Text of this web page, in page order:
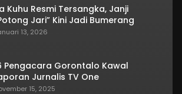
Kuhu Resmi Tersangka, Janji
Jari” Kini Jadi Bumerang
13, 2026
Pengacara Gorontalo Kawal
Jurnalis TV One
15, 2025